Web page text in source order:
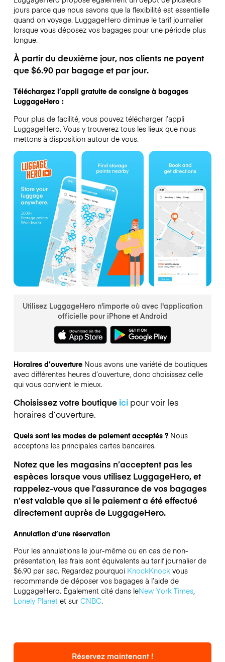
jours parce que nous savons que la flexibilité est essentielle
quand on voyage. LuggageHero diminue le tarif journalier
lorsque vous déposez vos bagages pour une période plus
longue.
À partir du deuxième jour, nos clients ne payent
que $6.90 par bagage et par jour.
Téléchargez l’appli gratuite de consigne à bagages
LuggageHero :
Pour plus de facilité, vous pouvez télécharger l’appli
LuggageHero. Vous y trouverez tous les lieux que nous
mettons à disposition autour de vous.
Utilisez LuggageHero n'importe où avec l'application
officielle pour iPhone et Android
Horaires d’ouverture Nous avons une variété de boutiques
avec différentes heures d’ouverture, donc choisissez celle
qui vous convient le mieux.
Choisissez votre boutique icipour voir les
horaires d’ouverture.
Quels sont les modes de paiement acceptés ? Nous
acceptons les principales cartes bancaires.
Notez que les magasins n’acceptent pas les
espèces lorsque vous utilisez LuggageHero, et
rappelez-vous que l’assurance de vos bagages
n’est valable que si le paiement a été effectué
directement auprès de LuggageHero.
Annulation d’une réservation
Pour les annulations le jour-même ou en cas de non-
présentation, les frais sont équivalents au tarif journalier de
$6.90 par sac. Regardez pourquoi KnockKnockvous
recommande de déposer vos bagages à l’aide de
LuggageHero. Également cité dans leNew York Times,
Lonely Planetet sur CNBC.
Réservez maintenant !